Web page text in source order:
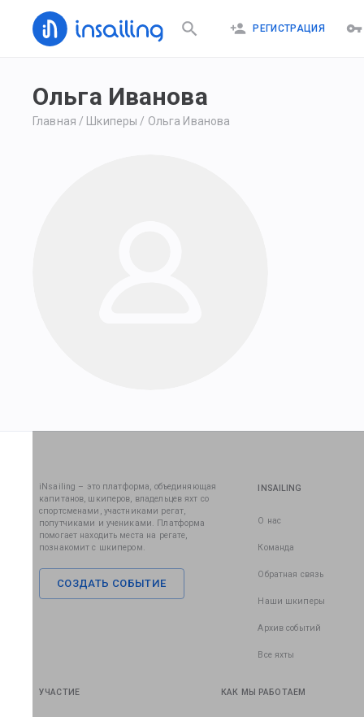
РЕГИСТРАЦИЯ
Ольга Иванова
Главная / Шкиперы / Ольга Иванова
iNsailing – это платформа, объединяющая
капитанов, шкиперов, владельцев яхт со
спортсменами, участниками регат,
попутчиками и учениками. Платформа
помогает находить места на регате,
познакомит с шкипером.
СОЗДАТЬ СОБЫТИЕ
INSAILING
О нас
Команда
Обратная связь
Наши шкиперы
Архив событий
Все яхты
УЧАСТИЕ КАК МЫ РАБОТАЕМ